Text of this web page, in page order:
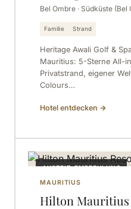
Bel Ombre · Südküste (Bel
Familie Strand
Heritage Awali Golf &
Mauritius: 5-Sterne All-
Privatstrand, eigener
Colours…
Hotel entdecken →
AUSZEIT-EMPFEHLUNG
MAURITIUS
Hilton Mauritius